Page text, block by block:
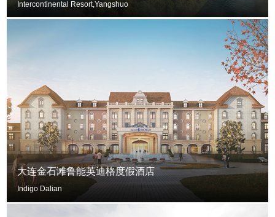
Intercontinental Resort,Yangshuo
大连金石滩鲁能英迪格度假酒店
Indigo Dalian